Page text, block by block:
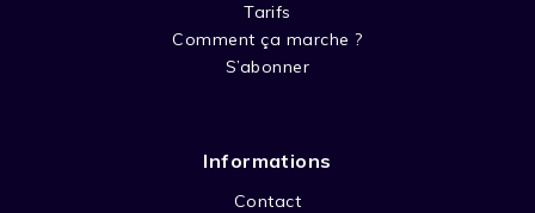
Tarifs
Comment ça marche ?
S’abonner
Informations
Contact